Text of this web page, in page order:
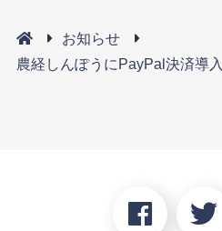
お知らせ
農経しんぽうにPayPal決済導